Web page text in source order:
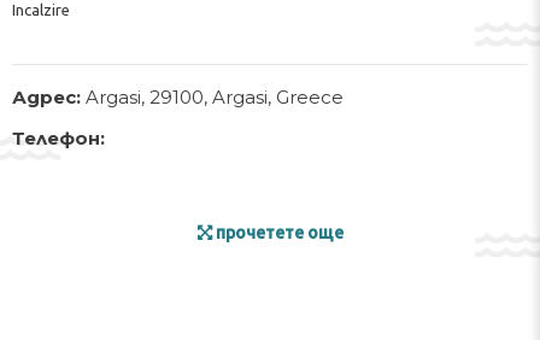
Incalzire
Адрес: Argasi, 29100, Argasi, Greece
Телефон:
прочетете още